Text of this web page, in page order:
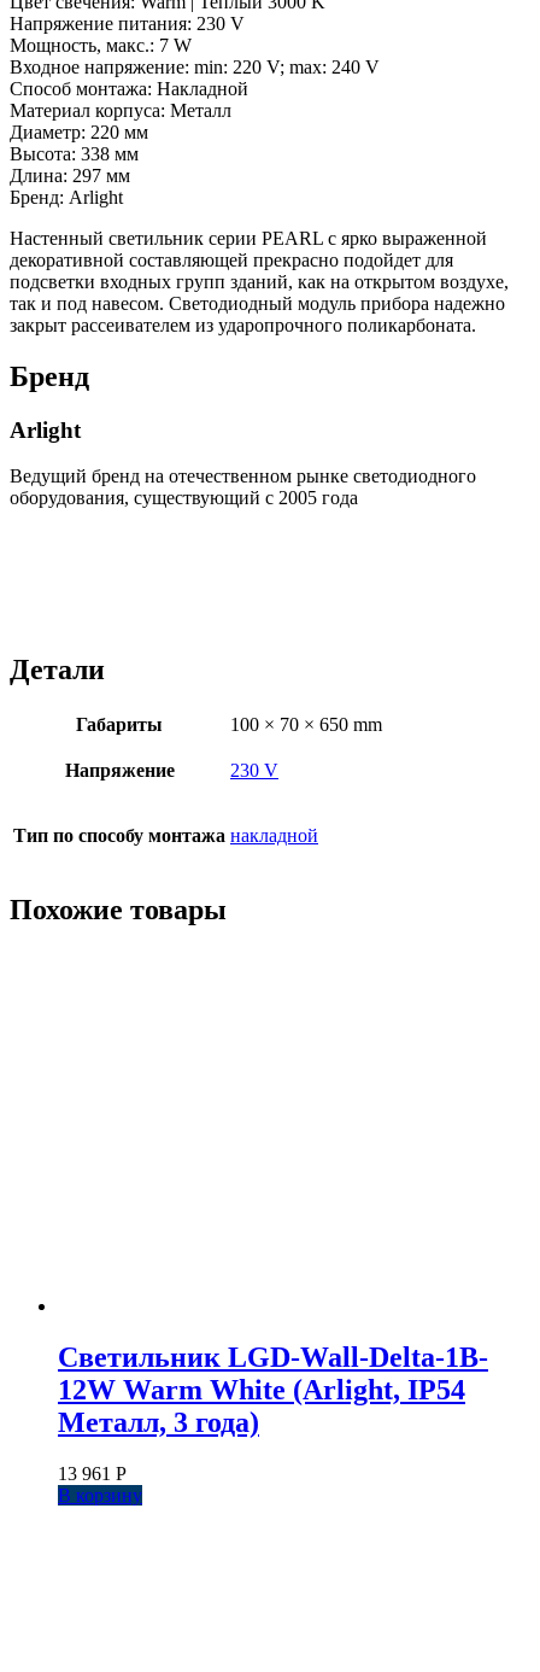
Напряжение питания: 230 V
Мощность, макс.: 7 W
Входное напряжение: min: 220 V; max: 240 V
Способ монтажа: Накладной
Материал корпуса: Металл
Диаметр: 220 мм
Высота: 338 мм
Длина: 297 мм
Бренд: Arlight
Настенный светильник серии PEARL c ярко выраженной
декоративной составляющей прекрасно подойдет для
подсветки входных групп зданий, как на открытом воздухе,
так и под навесом. Cветодиодный модуль прибора надежно
закрыт рассеивателем из ударопрочного поликарбоната.
Бренд
Arlight
Ведущий бренд на отечественном рынке светодиодного
оборудования, существующий с 2005 года
Детали
Габариты 100 × 70 × 650 mm
Напряжение 230 V
Тип по способу монтажа накладной
Похожие товары
Светильник LGD-Wall-Delta-1B-
12W Warm White (Arlight, IP54
Металл, 3 года)
13 961 Р
В корзину